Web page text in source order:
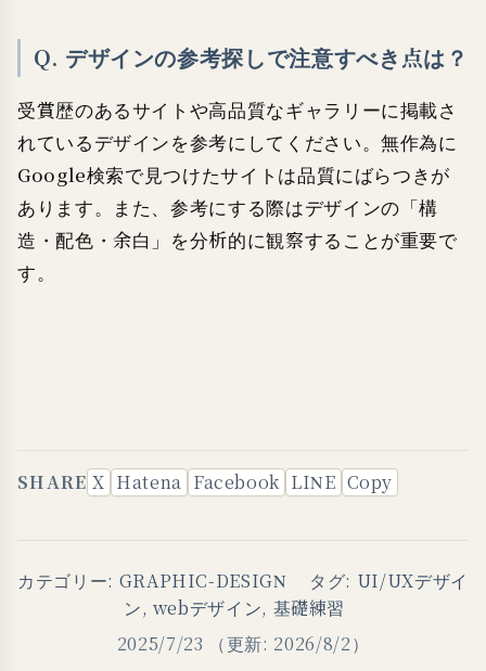
Q. デザインの参考探しで注意すべき点は？
受賞歴のあるサイトや高品質なギャラリーに掲載さ
れているデザインを参考にしてください。無作為に
Google検索で見つけたサイトは品質にばらつきが
あります。また、参考にする際はデザインの「構
造・配色・余白」を分析的に観察することが重要で
す。
SHARE X Hatena Facebook LINE Copy
カテゴリー: GRAPHIC-DESIGN タグ: UI/UXデザイ
ン, webデザイン, 基礎練習
2025/7/23
（更新: 2026/8/2）